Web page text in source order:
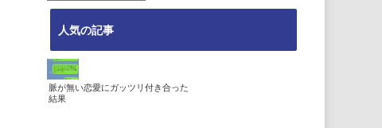
テ
ー
人気の記事
脈が無い恋愛にガッツリ付き合った
結果